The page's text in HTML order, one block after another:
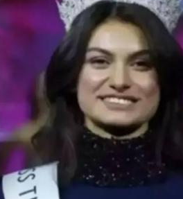
Şanlıurfa
Zonguldak
Aksaray
Bayburt